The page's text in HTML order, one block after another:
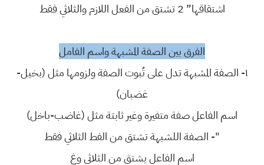
اشتقاقها” 2 تشتق من الفعل اللازم والثلاثي فقط
الفرق بين الصفة المشبهة واسم الفامل
١- الصفة المشبهة تدل على تُبوت الصفة ولزومها مثل (بخيل-
غضبان)
اسم الفاعل صفة متفيرة وغير ثابتة مثل (غاضب-باخل)
"- الصفة اللشبهة تشتق من الفط الثلاثي فقط
اسم الفاعل يشتق من الثلاثي وغ